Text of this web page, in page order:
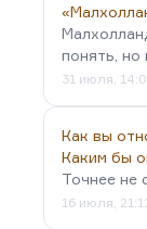
понять, но
31 июля,
Как вы
Каким бы
Точнее не
16 июля,